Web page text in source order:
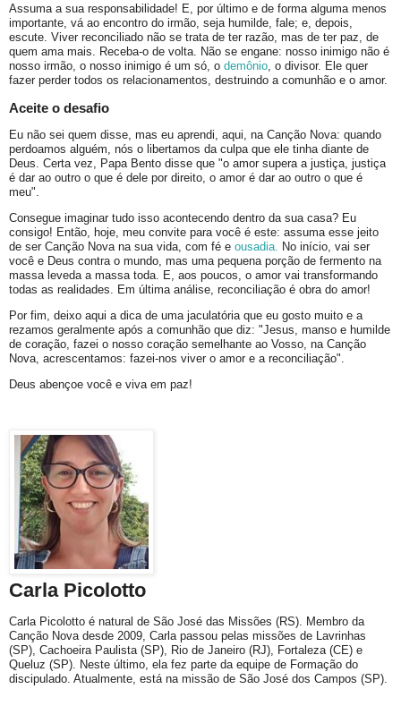
Assuma a sua responsabilidade! E, por último e de forma alguma menos
importante, vá ao encontro do irmão, seja humilde, fale; e, depois,
escute. Viver reconciliado não se trata de ter razão, mas de ter paz, de
quem ama mais. Receba-o de volta. Não se engane: nosso inimigo não é
nosso irmão, o nosso inimigo é um só, o demônio , o divisor. Ele quer
fazer perder todos os relacionamentos, destruindo a comunhão e o amor.
Aceite o desafio
Eu não sei quem disse, mas eu aprendi, aqui, na Canção Nova: quando
perdoamos alguém, nós o libertamos da culpa que ele tinha diante de
Deus. Certa vez, Papa Bento disse que "o amor supera a justiça, justiça
é dar ao outro o que é dele por direito, o amor é dar ao outro o que é
meu".
Consegue imaginar tudo isso acontecendo dentro da sua casa? Eu
consigo! Então, hoje, meu convite para você é este: assuma esse jeito
de ser Canção Nova na sua vida, com fé e ousadia.
No início, vai ser
você e Deus contra o mundo, mas uma pequena porção de fermento na
massa leveda a massa toda. E, aos poucos, o amor vai transformando
todas as realidades. Em última análise, reconciliação é obra do amor!
Por fim, deixo aqui a dica de uma jaculatória que eu gosto muito e a
rezamos geralmente após a comunhão que diz: "Jesus, manso e humilde
de coração, fazei o nosso coração semelhante ao Vosso, na Canção
Nova, acrescentamos: fazei-nos viver o amor e a reconciliação".
Deus abençoe você e viva em paz!
Carla Picolotto
Carla Picolotto é natural de São José das Missões (RS). Membro da
Canção Nova desde 2009, Carla passou pelas missões de Lavrinhas
(SP), Cachoeira Paulista (SP), Rio de Janeiro (RJ), Fortaleza (CE) e
Queluz (SP). Neste último, ela fez parte da equipe de Formação do
discipulado. Atualmente, está na missão de São José dos Campos (SP).